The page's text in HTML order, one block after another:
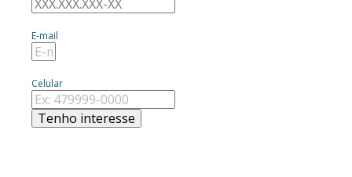
E-mail
Celular
Tenho interesse